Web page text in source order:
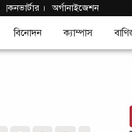
|কনভার্টার । অর্গানাইজেশন
বিনোদন ক্যাম্পাস